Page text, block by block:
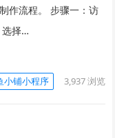
作流程。 步骤一：访
选择…
小铺小程序 3,937浏览